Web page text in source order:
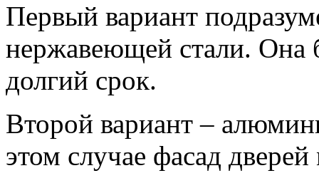
Первый вариант
нержавеющей стали. Она
долгий срок.
Второй вариант –
этом случае фасад